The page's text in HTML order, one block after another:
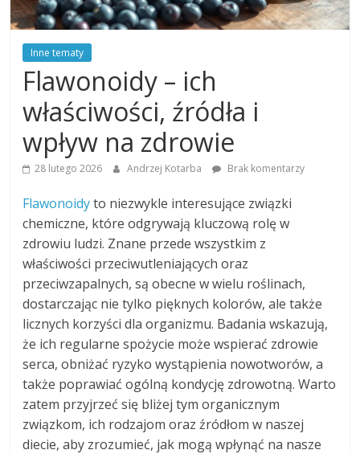
Inne tematy
Flawonoidy – ich
właściwości, źródła i
wpływ na zdrowie
28 lutego 2026 Andrzej Kotarba Brak komentarzy
Flawonoidyto niezwykle interesujące związki
chemiczne, które odgrywają kluczową rolę w
zdrowiu ludzi. Znane przede wszystkim z
właściwości przeciwutleniających oraz
przeciwzapalnych, są obecne w wielu roślinach,
dostarczając nie tylko pięknych kolorów, ale także
licznych korzyści dla organizmu. Badania wskazują,
że ich regularne spożycie może wspierać zdrowie
serca, obniżać ryzyko wystąpienia nowotworów, a
także poprawiać ogólną kondycję zdrowotną. Warto
zatem przyjrzeć się bliżej tym organicznym
związkom, ich rodzajom oraz źródłom w naszej
diecie, aby zrozumieć, jak mogą wpłynąć na nasze